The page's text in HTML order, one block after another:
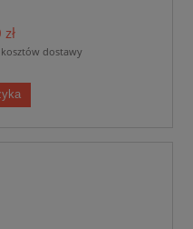
kosztów dostawy